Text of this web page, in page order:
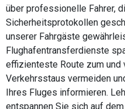
über professionelle Fahrer,
Sicherheitsprotokollen
unserer Fahrgäste
Flughafentransferdienste
effizienteste Route zum und
Verkehrsstaus vermeiden
Ihres Fluges informieren.
entspannen Sie sich auf